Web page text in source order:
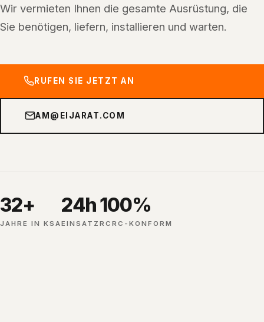
Wir vermieten Ihnen die gesamte Ausrüstung, die
Sie benötigen, liefern, installieren und warten.
RUFEN SIE JETZT AN
AM@EIJARAT.COM
32+
JAHRE IN KSA
24h
EINSATZ
100%
RCRC-KONFORM